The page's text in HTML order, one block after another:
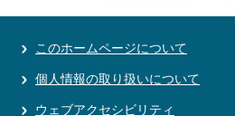
このホームページについて
個人情報の取り扱いについて
ウェブアクセシビリティ